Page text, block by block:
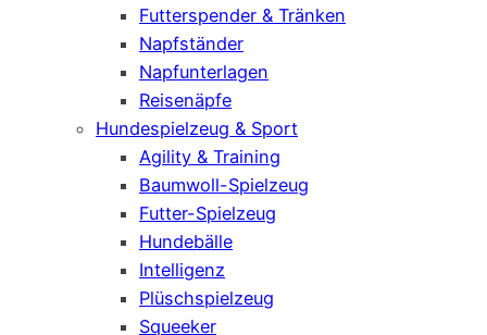
Futterspender & Tränken
Napfständer
Napfunterlagen
Reisenäpfe
Hundespielzeug & Sport
Agility & Training
Baumwoll-Spielzeug
Futter-Spielzeug
Hundebälle
Intelligenz
Plüschspielzeug
Squeeker